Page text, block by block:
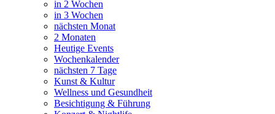
in 2 Wochen
in 3 Wochen
nächsten Monat
2 Monaten
Heutige Events
Wochenkalender
nächsten 7 Tage
Kunst & Kultur
Wellness und Gesundheit
Besichtigung & Führung